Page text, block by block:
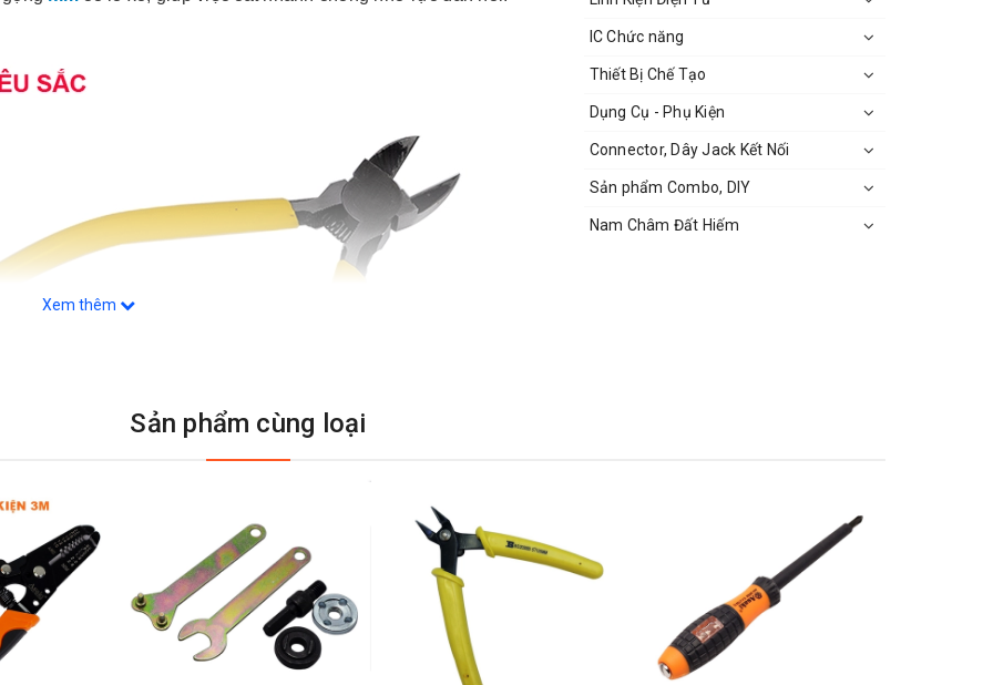
Kìm Cắt Linbon L105
Xem thêm
IC Chức năng
Thiết Bị Chế Tạo
Dụng Cụ - Phụ Kiện
Connector, Dây Jack Kết Nối
Sản phẩm Combo, DIY
Nam Châm Đất Hiếm
Sản phẩm cùng loại